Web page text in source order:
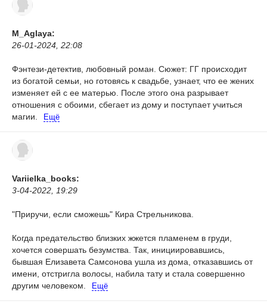
M_Aglaya:
26-01-2024, 22:08
Фэнтези-детектив, любовный роман. Сюжет: ГГ происходит
из богатой семьи, но готовясь к свадьбе, узнает, что ее жених
изменяет ей с ее матерью. После этого она разрывает
отношения с обоими, сбегает из дому и поступает учиться
магии.
Ещё
Variielka_books:
3-04-2022, 19:29
"Приручи, если сможешь" Кира Стрельникова.
Когда предательство близких жжется пламенем в груди,
хочется совершать безумства. Так, инициировавшись,
бывшая Елизавета Самсонова ушла из дома, отказавшись от
имени, отстригла волосы, набила тату и стала совершенно
другим человеком.
Ещё